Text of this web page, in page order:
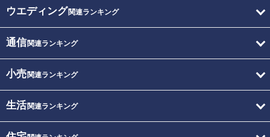
ウエディング関連ランキング
通信関連ランキング
小売関連ランキング
生活関連ランキング